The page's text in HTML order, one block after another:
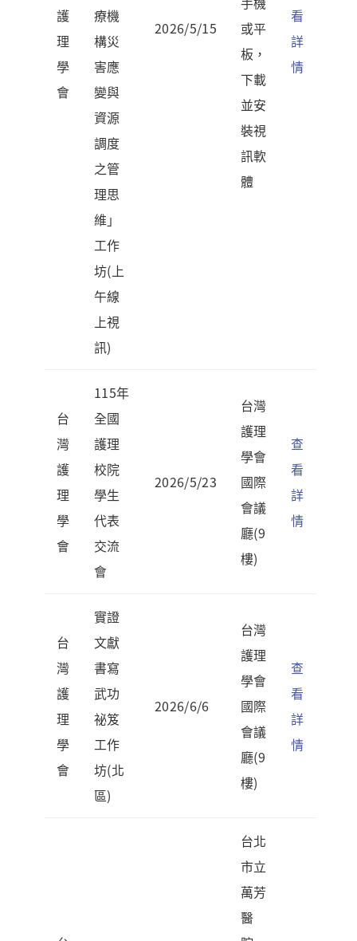
護
理
學
會
療機
構災
害應
變與
資源
調度
之管
理思
維」
工作
坊(上
午線
上視
訊)
2026/5/15
或平
板，
下載
並安
裝視
訊軟
體
看
詳
情
台
灣
護
理
學
會
115年
全國
護理
校院
學生
代表
交流
會
2026/5/23
台灣
護理
學會
國際
會議
廳(9
樓)
查
看
詳
情
台
灣
護
理
學
會
實證
文獻
書寫
武功
祕笈
工作
坊(北
區)
2026/6/6
台灣
護理
學會
國際
會議
廳(9
樓)
查
看
詳
情
台北
市立
萬芳
醫